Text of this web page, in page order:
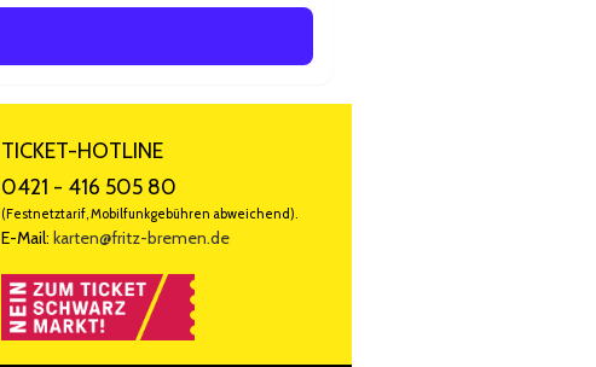
TICKET-HOTLINE
0421 - 416 505 80
(Festnetztarif, Mobilfunkgebühren abweichend).
E-Mail:karten@fritz-bremen.de